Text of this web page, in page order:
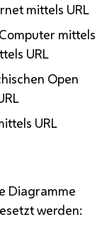
mittels URL
mittels
URL
Open
URL
Diagramme
werden: